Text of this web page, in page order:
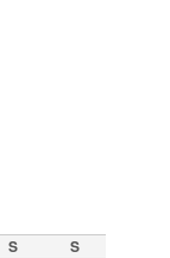
S
S